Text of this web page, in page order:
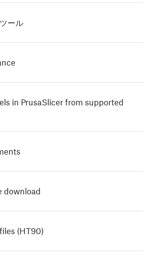
ール
in PrusaSlicer from supported
download
(HT90)